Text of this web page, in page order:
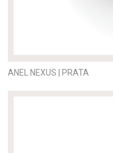
ANEL NEXUS | PRATA